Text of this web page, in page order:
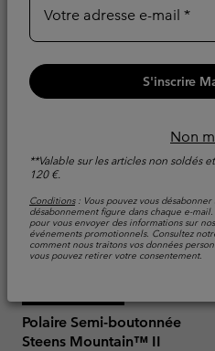
Votre adresse e-mail
S'inscrire
Non
**Valable sur les articles non soldés
120 €.
Conditions: Vous pouvez vous
désabonnement figure dans chaque e-
pour vous envoyer des informations sur
événements promotionnels. Consultez
comment nous traitons vos données
vous pouvez retirer votre consentement.
Polaire Semi-boutonnée
Steens Mountain™ II